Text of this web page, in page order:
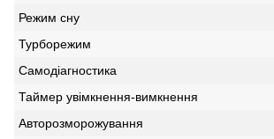
Режим сну
Турборежим
Самодіагностика
Таймер увімкнення-вимкнення
Авторозморожування